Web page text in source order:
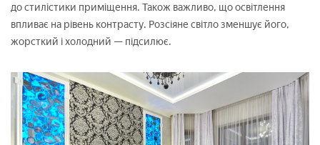
до стилістики приміщення. Також важливо, що освітлення
впливає на рівень контрасту. Розсіяне світло зменшує його,
жорсткий і холодний — підсилює.